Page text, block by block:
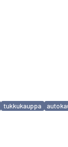
tukkukauppa